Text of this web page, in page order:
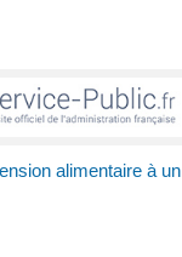
alimentaire à un